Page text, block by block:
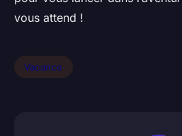
vous attend !
Vacance